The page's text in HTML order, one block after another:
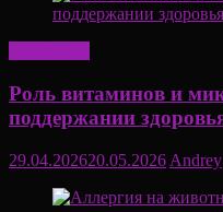
Роль витаминов и
поддержании
29.04.202620.05.2026 Andrey